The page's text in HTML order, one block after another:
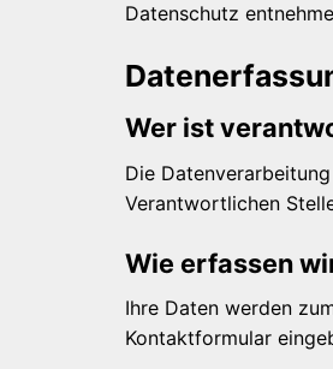
Datenschutz
Wer ist
Die
Verantwortlichen
Wie erfassen
Ihre Daten werden
Kontaktformular